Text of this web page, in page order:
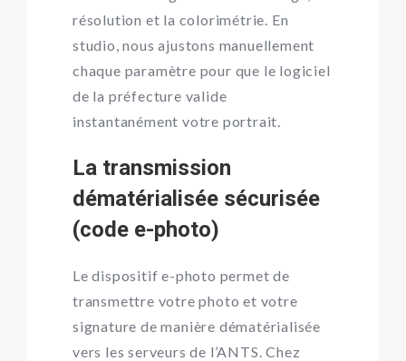
résolution et la colorimétrie. En
studio, nous ajustons manuellement
chaque paramètre pour que le logiciel
de la préfecture valide
instantanément votre portrait.
La transmission
dématérialisée sécurisée
(code e-photo)
Le dispositif e-photo permet de
transmettre votre photo et votre
signature de manière dématérialisée
vers les serveurs de l’ANTS. Chez